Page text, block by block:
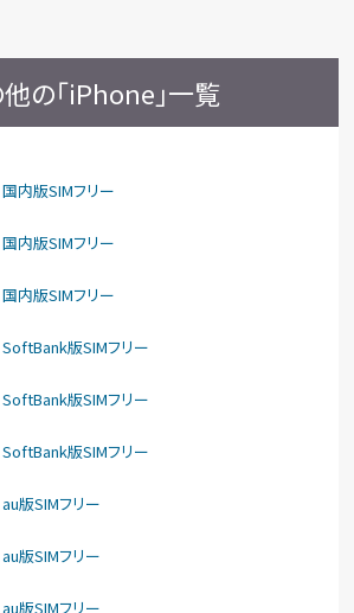
の「iPhone」一覧
内版SIMフリー
内版SIMフリー
内版SIMフリー
版SIMフリー
版SIMフリー
版SIMフリー
版SIMフリー
版SIMフリー
版SIMフリー